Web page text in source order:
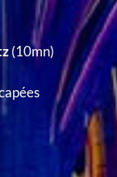
(10mn)